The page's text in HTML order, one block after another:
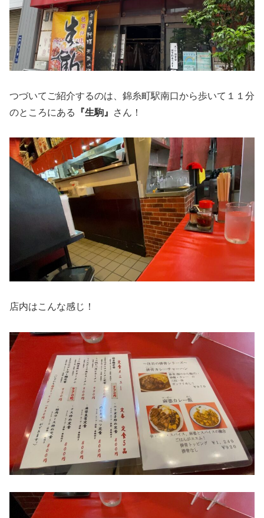
つづいてご紹介するのは、錦糸町駅南口から歩いて１１分
のところにある
『生駒』 さん！
店内はこんな感じ！